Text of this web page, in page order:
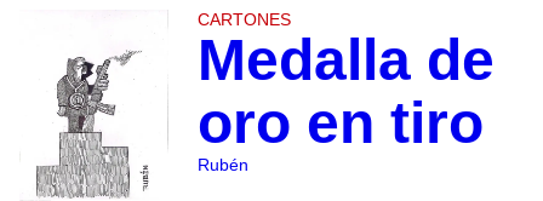
CARTONES
Medalla de
oro en tiro
Rubén